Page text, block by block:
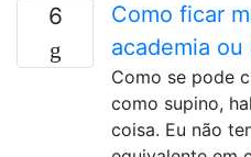
6
Como ficar
academia ou
Como se pode
como supino,
coisa. Eu não